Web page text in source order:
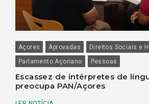
Açores Aprovadas Direitos Sociais e
Parlamento Açoriano
Pessoas
Escassez de intérpretes de
preocupa PAN/Açores